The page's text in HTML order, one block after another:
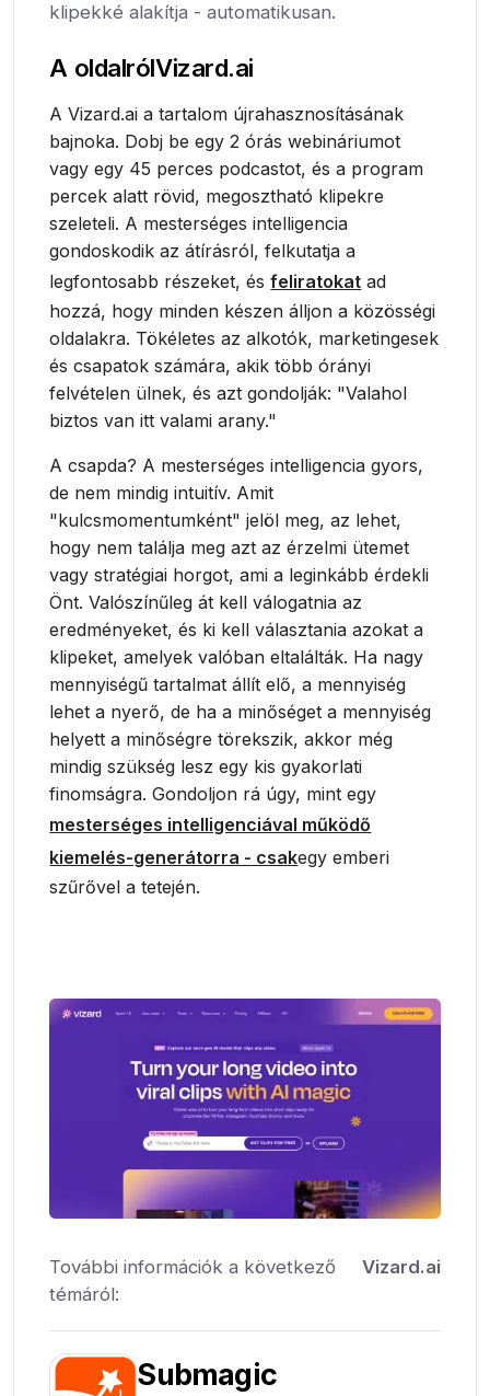
klipekké alakítja - automatikusan.
A oldalrólVizard.ai
A Vizard.ai a tartalom újrahasznosításának
bajnoka. Dobj be egy 2 órás webináriumot
vagy egy 45 perces podcastot, és a program
percek alatt rövid, megosztható klipekre
szeleteli. A mesterséges intelligencia
gondoskodik az átírásról, felkutatja a
legfontosabb részeket, ésfeliratokat ad
hozzá, hogy minden készen álljon a közösségi
oldalakra. Tökéletes az alkotók, marketingesek
és csapatok számára, akik több órányi
felvételen ülnek, és azt gondolják: "Valahol
biztos van itt valami arany."
A csapda? A mesterséges intelligencia gyors,
de nem mindig intuitív. Amit
"kulcsmomentumként" jelöl meg, az lehet,
hogy nem találja meg azt az érzelmi ütemet
vagy stratégiai horgot, ami a leginkább érdekli
Önt. Valószínűleg át kell válogatnia az
eredményeket, és ki kell választania azokat a
klipeket, amelyek valóban eltalálták. Ha nagy
mennyiségű tartalmat állít elő, a mennyiség
lehet a nyerő, de ha a minőséget a mennyiség
helyett a minőségre törekszik, akkor még
mindig szükség lesz egy kis gyakorlati
finomságra. Gondoljon rá úgy, mint egy
mesterséges intelligenciával működő
kiemelés-generátorra - csakegy emberi
szűrővel a tetején.
További információk a következő
témáról:
Vizard.ai
Submagic